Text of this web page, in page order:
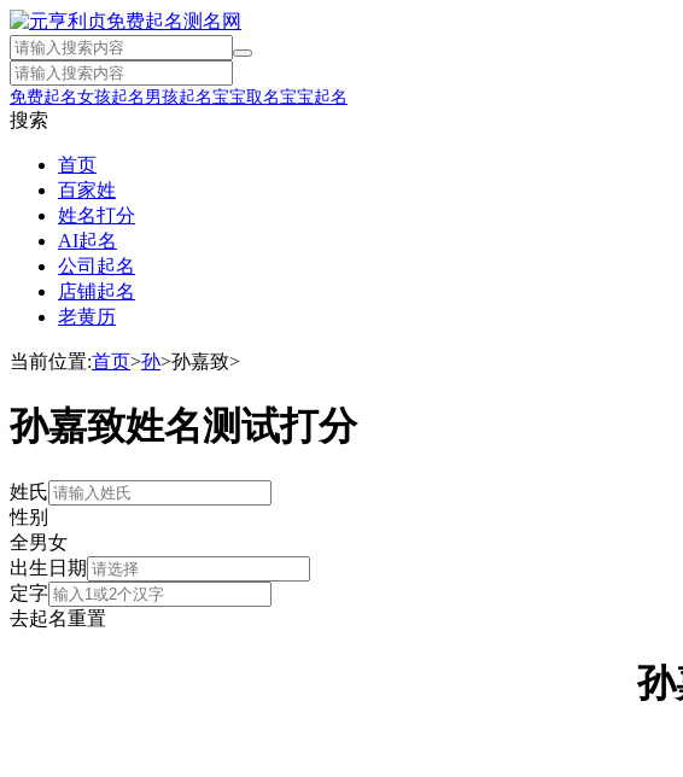
免费起名女孩起名 男孩起名宝宝取名宝宝起名
搜索
首页
百家姓
姓名打分
AI起名
公司起名
店铺起名
老黄历
当前位置:首页>孙>孙嘉致>
孙嘉致姓名测试打分
姓氏
性别
全男女
出生日期
定字
去起名重置